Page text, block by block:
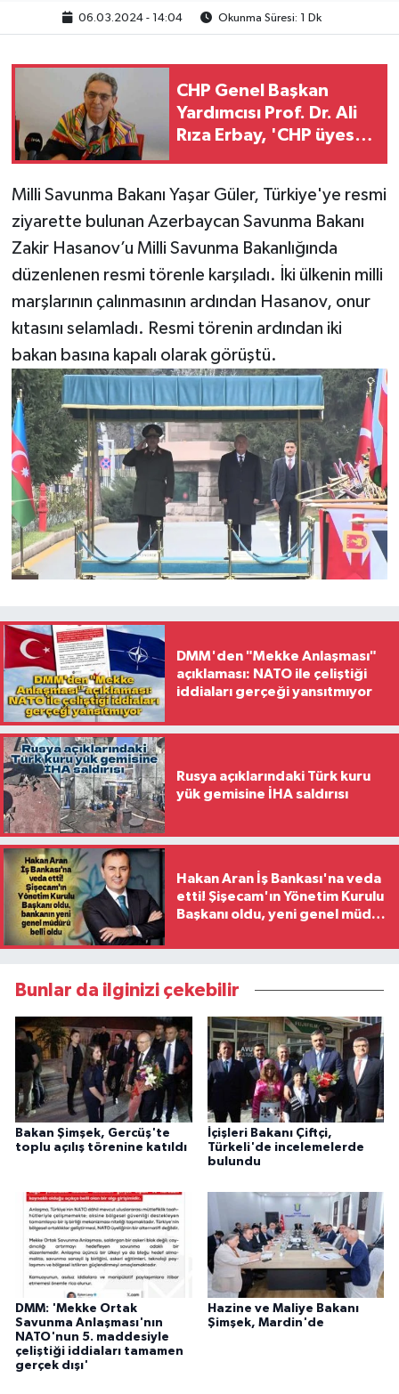
06.03.2024 - 14:04 Okunma Süresi: 1 Dk
CHP Genel Başkan
Yardımcısı Prof. Dr. Ali
Rıza Erbay, 'CHP üyesi
Milli Savunma Bakanı Yaşar Güler, Türkiye'ye resmi
ziyarette bulunan Azerbaycan Savunma Bakanı
Zakir Hasanov’u Milli Savunma Bakanlığında
düzenlenen resmi törenle karşıladı. İki ülkenin milli
marşlarının çalınmasının ardından Hasanov, onur
kıtasını selamladı. Resmi törenin ardından iki
bakan basına kapalı olarak görüştü.
DMM'den "Mekke Anlaşması"
açıklaması: NATO ile çeliştiği
iddiaları gerçeği yansıtmıyor
Rusya açıklarındaki Türk kuru
yük gemisine İHA saldırısı
Hakan Aran İş Bankası'na veda
etti! Şişecam'ın Yönetim Kurulu
Başkanı oldu, yeni genel müdür
Bunlar da ilginizi çekebilir
Bakan Şimşek, Gercüş'te
toplu açılış törenine katıldı
İçişleri Bakanı Çiftçi,
Türkeli'de incelemelerde
bulundu
DMM: 'Mekke Ortak
Savunma Anlaşması'nın
NATO'nun 5. maddesiyle
çeliştiği iddiaları tamamen
gerçek dışı'
Hazine ve Maliye Bakanı
Şimşek, Mardin'de